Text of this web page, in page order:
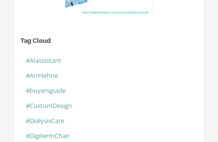
Tag Cloud
#AIassistant
#Armlehne
#buyersguide
#CustomDesign
#DialysisCare
#DigitermChair